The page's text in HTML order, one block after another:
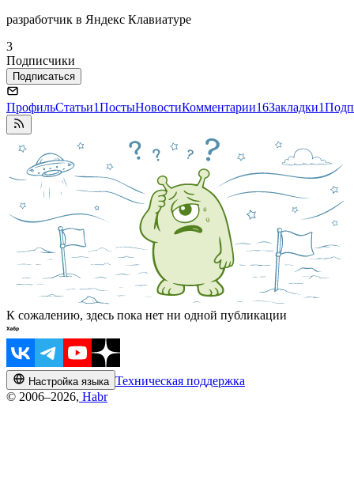
разработчик в Яндекс Клавиатуре
3
Подписчики
Подписаться
ПрофильСтатьи1ПостыНовостиКомментарии16Закладки1
К сожалению, здесь пока нет ни одной публикации
Настройка языка Техническая поддержка
© 2006–2026, Habr